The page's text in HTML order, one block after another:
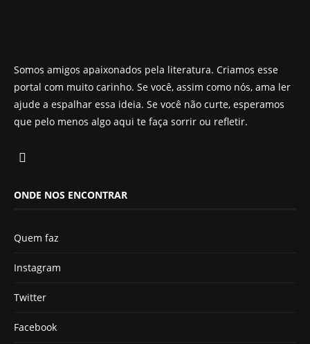
Somos amigos apaixonados pela literatura. Criamos esse
portal com muito carinho. Se você, assim como nós, ama ler
ajude a espalhar essa ideia. Se você não curte, esperamos
que pelo menos algo aqui te faça sorrir ou refletir.
ONDE NOS ENCONTRAR
Quem faz
Instagram
Twitter
Facebook